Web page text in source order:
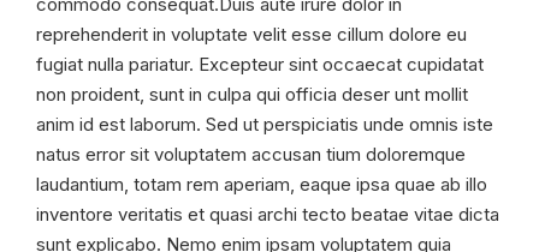
commodo consequat.Duis aute irure dolor in
reprehenderit in voluptate velit esse cillum dolore eu
fugiat nulla pariatur. Excepteur sint occaecat cupidatat
non proident, sunt in culpa qui officia deser unt mollit
anim id est laborum. Sed ut perspiciatis unde omnis iste
natus error sit voluptatem accusan tium doloremque
laudantium, totam rem aperiam, eaque ipsa quae ab illo
inventore veritatis et quasi archi tecto beatae vitae dicta
sunt explicabo. Nemo enim ipsam voluptatem quia